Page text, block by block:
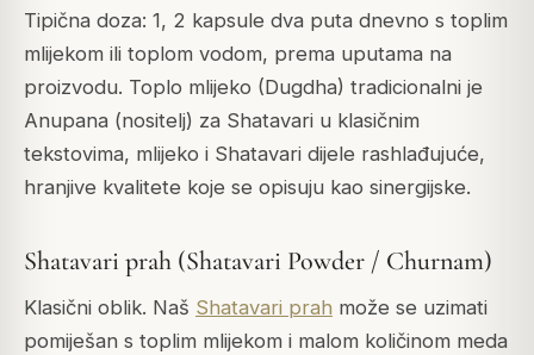
Tipična doza: 1, 2 kapsule dva puta dnevno s toplim
mlijekom ili toplom vodom, prema uputama na
proizvodu. Toplo mlijeko (Dugdha) tradicionalni je
Anupana (nositelj) za Shatavari u klasičnim
tekstovima, mlijeko i Shatavari dijele rashlađujuće,
hranjive kvalitete koje se opisuju kao sinergijske.
Shatavari prah (Shatavari Powder / Churnam)
Klasični oblik. Naš Shatavari prah može se uzimati
pomiješan s toplim mlijekom i malom količinom meda